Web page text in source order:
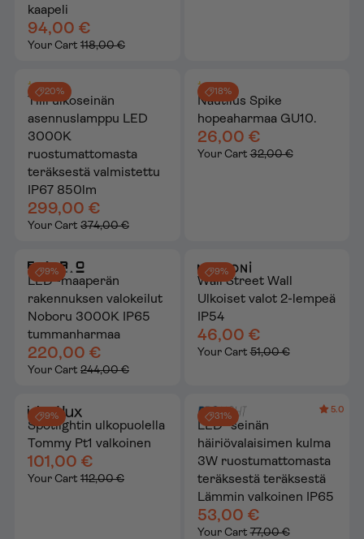
kaapeli
94,00 €
Your Cart 118,00 €
20%
Tiili ulkoseinän
asennuslamppu LED
3000K
ruostumattomasta
teräksestä valmistettu
IP67 850lm
299,00 €
Your Cart 374,00 €
18%
Nautilus Spike
hopeaharmaa GU10.
26,00 €
Your Cart32,00 €
9%
LED -maaperän
rakennuksen valokeilut
Noboru 3000K IP65
tummanharmaa
220,00 €
Your Cart 244,00 €
9%
Wall Street Wall
Ulkoiset valot 2-lempeä
IP54
46,00 €
Your Cart51,00 €
9%
Spotlightin ulkopuolella
Tommy Pt1 valkoinen
101,00 €
Your Cart 112,00 €
31%
5.0
LED -seinän
häiriövalaisimen kulma
3W ruostumattomasta
teräksestä teräksestä
Lämmin valkoinen IP65
53,00 €
Your Cart77,00 €